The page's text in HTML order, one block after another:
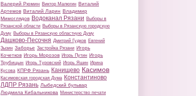
Валерий Рюмин Виктор Малюгин Виталий
Артемов Виталий Ларин Владимир
Мимоглядов Водоканал Рязани Выборы в
Рязанской области Выборы в Рязанскую городскую
Думу Выборы в Рязанскую областную Думу
Дашково-Песочня Дмитрий Гудков Евгений
Зызин Заборье Застройка Рязани Игорь
Кочетков Игорь Морозов Игорь Путин Игорь
Трубицын Игорь Туровский Игорь Яшин Ирина
Кусова КПРФ Рязань Канищево Касимов
Касимовская городская Дума Константиново
ЛДПР Рязань Лыбедский бульвар
Людмила Кибальникова Министерство печати